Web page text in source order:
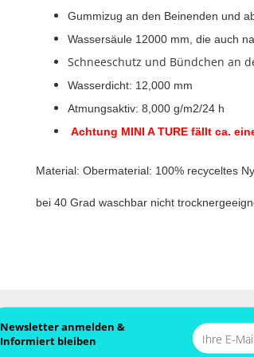
Gummizug an den Beinenden und
Wassersäule 12000 mm, die auch
Schneeschutz und Bündchen an
Wasserdicht: 12,000 mm
Atmungsaktiv: 8,000 g/m2/24 h
Achtung MINI A TURE fällt ca.
Material: Obermaterial: 100% recyceltes
bei 40 Grad waschbar nicht
Newsletter anmelden &
Informiert bleiben